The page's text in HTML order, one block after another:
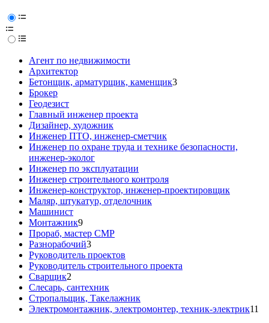
Агент по недвижимости
Архитектор
Бетонщик, арматурщик, каменщик3
Брокер
Геодезист
Главный инженер проекта
Дизайнер, художник
Инженер ПТО, инженер-сметчик
Инженер по охране труда и технике безопасности,
инженер-эколог
Инженер по эксплуатации
Инженер строительного контроля
Инженер-конструктор, инженер-проектировщик
Маляр, штукатур, отделочник
Машинист
Монтажник9
Прораб, мастер СМР
Разнорабочий3
Руководитель проектов
Руководитель строительного проекта
Сварщик2
Слесарь, сантехник
Стропальщик, Такелажник
Электромонтажник, электромонтер, техник-электрик11